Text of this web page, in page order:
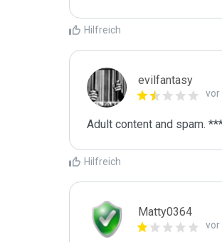
Hilfreich
evilfantasy
vor
Adult content and spam.
Hilfreich
Matty0364
vor